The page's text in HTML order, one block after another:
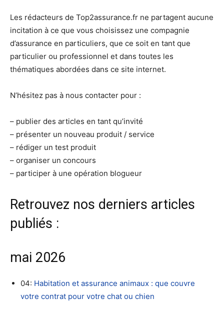
Les rédacteurs de Top2assurance.fr ne partagent aucune
incitation à ce que vous choisissez une compagnie
d’assurance en particuliers, que ce soit en tant que
particulier ou professionnel et dans toutes les
thématiques abordées dans ce site internet.
N’hésitez pas à nous contacter pour :
– publier des articles en tant qu’invité
– présenter un nouveau produit / service
– rédiger un test produit
– organiser un concours
– participer à une opération blogueur
Retrouvez nos derniers articles
publiés :
mai 2026
04: Habitation et assurance animaux : que couvre
votre contrat pour votre chat ou chien